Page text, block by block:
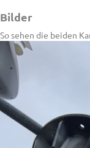
Bilder
So sehen die beiden